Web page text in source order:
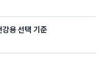
용 선택 기준